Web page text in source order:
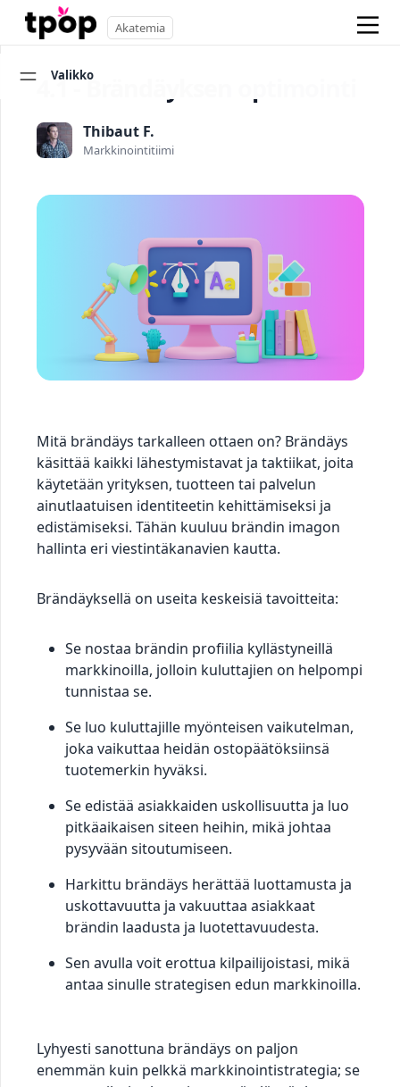
Akatemia
Valikko
4.1 - Brändäyksen optimointi
Thibaut F.
Markkinointitiimi
Mitä brändäys tarkalleen ottaen on? Brändäys
käsittää kaikki lähestymistavat ja taktiikat, joita
käytetään yrityksen, tuotteen tai palvelun
ainutlaatuisen identiteetin kehittämiseksi ja
edistämiseksi. Tähän kuuluu brändin imagon
hallinta eri viestintäkanavien kautta.
Brändäyksellä on useita keskeisiä tavoitteita:
Se nostaa brändin profiilia kyllästyneillä
markkinoilla, jolloin kuluttajien on helpompi
tunnistaa se.
Se luo kuluttajille myönteisen vaikutelman,
joka vaikuttaa heidän ostopäätöksiinsä
tuotemerkin hyväksi.
Se edistää asiakkaiden uskollisuutta ja luo
pitkäaikaisen siteen heihin, mikä johtaa
pysyvään sitoutumiseen.
Harkittu brändäys herättää luottamusta ja
uskottavuutta ja vakuuttaa asiakkaat
brändin laadusta ja luotettavuudesta.
Sen avulla voit erottua kilpailijoistasi, mikä
antaa sinulle strategisen edun markkinoilla.
Lyhyesti sanottuna brändäys on paljon
enemmän kuin pelkkä markkinointistrategia; se